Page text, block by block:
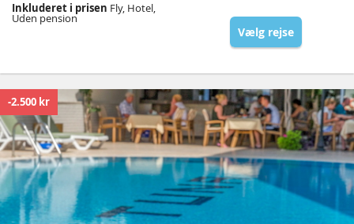
Inkluderet i prisen Fly, Hotel,
Uden pension
Vælg rejse
-2.500 kr